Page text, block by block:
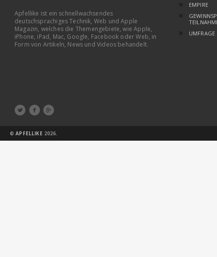
Apfellike ist ein schnellwachsendes
deutschsprachiges Technik, Web und Apple
Magazin, welches die Themengebiete, wie Apple,
iPhone, iPad, Mac, Google, Facebook oder Web, in
Form von Artikeln, News und Videos behandelt.
  
EMPIRE
UMFRAGE
©APFELLIKE 2026.